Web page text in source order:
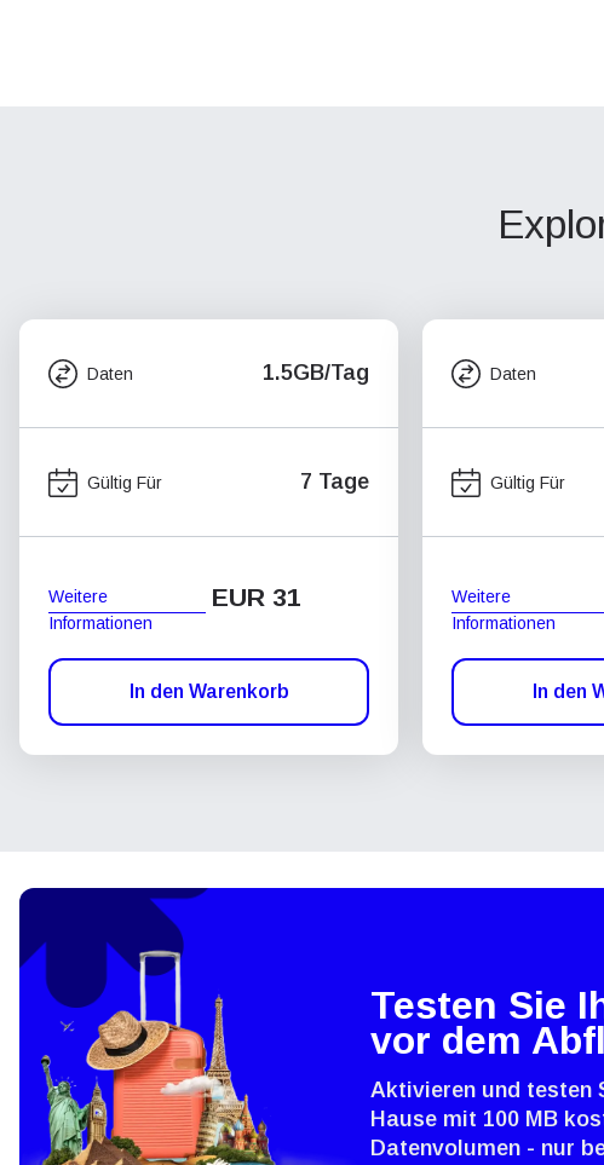
Daten 1.5GB/Tag
Gültig Für 7 Tage
Weitere
Informationen
EUR 31
In den Warenkorb
Daten
Gültig Für
Weitere
Informationen
In den
Testen Sie
vor dem
Aktivieren und testen
Hause mit 100 MB
Datenvolumen - nur